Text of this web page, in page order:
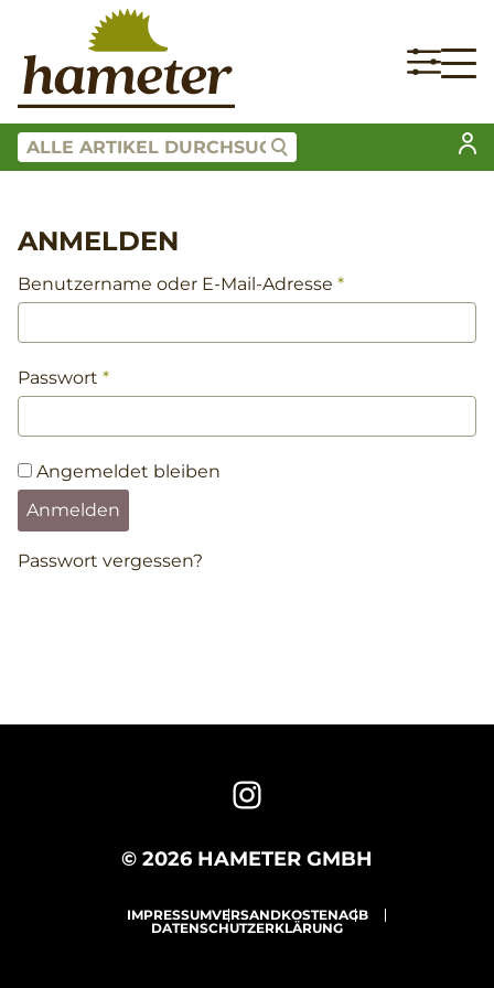
ANMELDEN
Benutzername oder E-Mail-Adresse *
Passwort *
Angemeldet bleiben
Anmelden
Passwort vergessen?
© 2026 HAMETER GMBH
IMPRESSUMVERSANDKOSTENAGB
DATENSCHUTZERKLÄRUNG